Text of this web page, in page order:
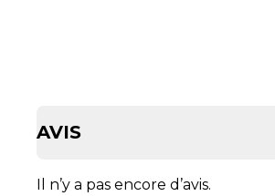
AVIS
Il n’y a pas encore d’avis.